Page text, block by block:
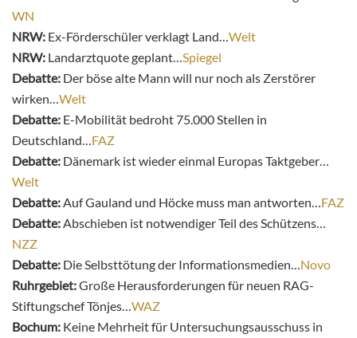
WN
NRW: Ex-Förderschüler verklagt Land… Welt
NRW: Landarztquote geplant… Spiegel
Debatte: Der böse alte Mann will nur noch als Zerstörer
wirken… Welt
Debatte: E-Mobilität bedroht 75.000 Stellen in
Deutschland… FAZ
Debatte: Dänemark ist wieder einmal Europas Taktgeber…
Welt
Debatte: Auf Gauland und Höcke muss man antworten… FAZ
Debatte: Abschieben ist notwendiger Teil des Schützens…
NZZ
Debatte: Die Selbsttötung der Informationsmedien… Novo
Ruhrgebiet:Große Herausforderungen für neuen RAG-
Stiftungschef Tönjes… WAZ
Bochum: Keine Mehrheit für Untersuchungsausschuss in